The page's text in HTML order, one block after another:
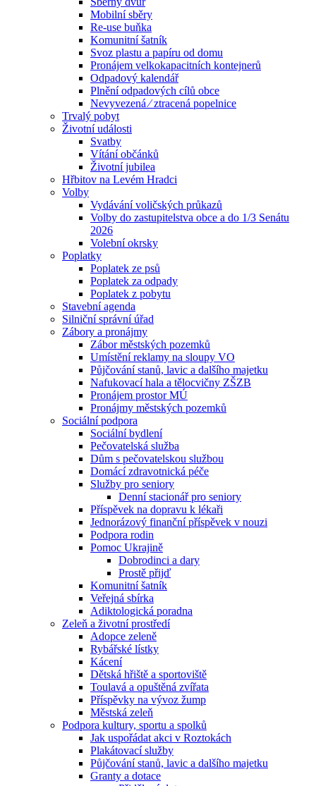
Mobilní sběry
Re-use buňka
Komunitní šatník
Svoz plastu a papíru od domu
Pronájem velkokapacitních kontejnerů
Odpadový kalendář
Plnění odpadových cílů obce
Nevyvezená ⁄ ztracená popelnice
Trvalý pobyt
Životní události
Svatby
Vítání občánků
Životní jubilea
Hřbitov na Levém Hradci
Volby
Vydávání voličských průkazů
Volby do zastupitelstva obce a do 1/3 Senátu
2026
Volební okrsky
Poplatky
Poplatek ze psů
Poplatek za odpady
Poplatek z pobytu
Stavební agenda
Silniční správní úřad
Zábory a pronájmy
Zábor městských pozemků
Umístění reklamy na sloupy VO
Půjčování stanů, lavic a dalšího majetku
Nafukovací hala a tělocvičny ZŠZB
Pronájem prostor MÚ
Pronájmy městských pozemků
Sociální podpora
Sociální bydlení
Pečovatelská služba
Dům s pečovatelskou službou
Domácí zdravotnická péče
Služby pro seniory
Denní stacionář pro seniory
Příspěvek na dopravu k lékaři
Jednorázový finanční příspěvek v nouzi
Podpora rodin
Pomoc Ukrajině
Dobrodinci a dary
Prostě přijď
Komunitní šatník
Veřejná sbírka
Adiktologická poradna
Zeleň a životní prostředí
Adopce zeleně
Rybářské lístky
Kácení
Dětská hřiště a sportoviště
Toulavá a opuštěná zvířata
Příspěvky na vývoz žump
Městská zeleň
Podpora kultury, sportu a spolků
Jak uspořádat akci v Roztokách
Plakátovací služby
Půjčování stanů, lavic a dalšího majetku
Granty a dotace